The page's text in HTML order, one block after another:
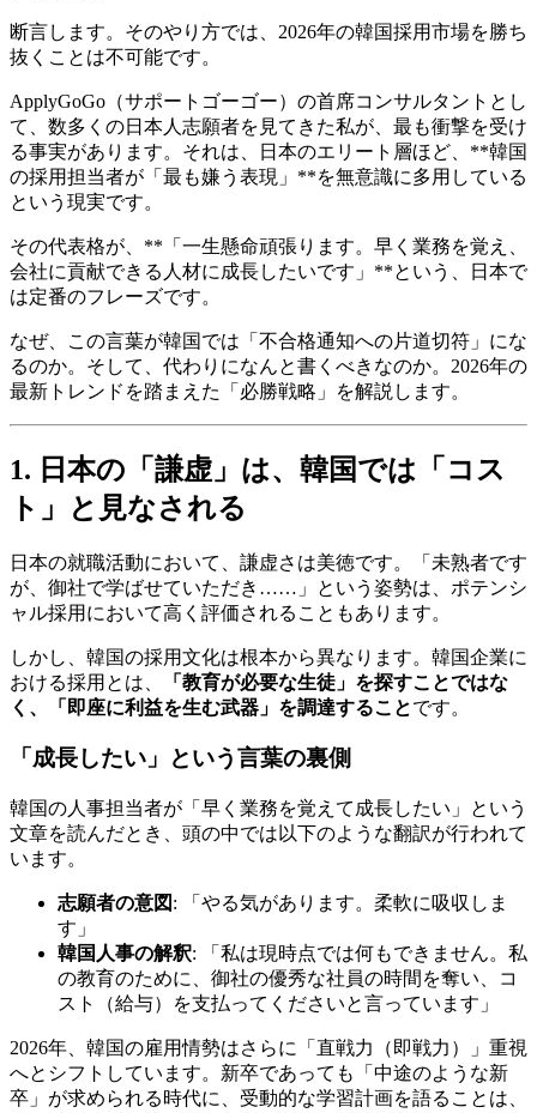
断言します。そのやり方では、2026年の韓国採用市場を勝ち
抜くことは不可能です。
ApplyGoGo（サポートゴーゴー）の首席コンサルタントとし
て、数多くの日本人志願者を見てきた私が、最も衝撃を受け
る事実があります。それは、日本のエリート層ほど、**韓国
の採用担当者が「最も嫌う表現」**を無意識に多用している
という現実です。
その代表格が、**「一生懸命頑張ります。早く業務を覚え、
会社に貢献できる人材に成長したいです」**という、日本で
は定番のフレーズです。
なぜ、この言葉が韓国では「不合格通知への片道切符」にな
るのか。そして、代わりになんと書くべきなのか。2026年の
最新トレンドを踏まえた「必勝戦略」を解説します。
1. 日本の「謙虚」は、韓国では「コス
ト」と見なされる
日本の就職活動において、謙虚さは美徳です。「未熟者です
が、御社で学ばせていただき……」という姿勢は、ポテンシ
ャル採用において高く評価されることもあります。
しかし、韓国の採用文化は根本から異なります。韓国企業に
おける採用とは、
「教育が必要な生徒」を探すことではな
く、「即座に利益を生む武器」を調達することです。
「成長したい」という言葉の裏側
韓国の人事担当者が「早く業務を覚えて成長したい」という
文章を読んだとき、頭の中では以下のような翻訳が行われて
います。
志願者の意図 : 「やる気があります。柔軟に吸収しま
す」
韓国人事の解釈: 「私は現時点では何もできません。私
の教育のために、御社の優秀な社員の時間を奪い、コ
スト（給与）を支払ってくださいと言っています」
2026年、韓国の雇用情勢はさらに「直戦力（即戦力）」重視
へとシフトしています。新卒であっても「中途のような新
卒」が求められる時代に、受動的な学習計画を語ることは、